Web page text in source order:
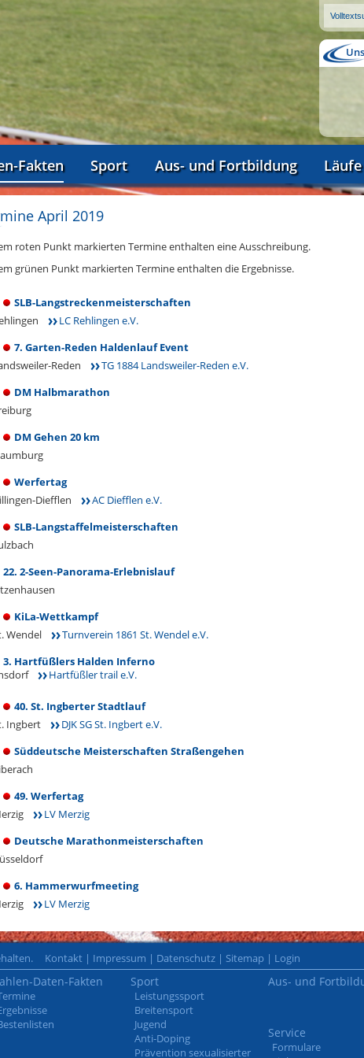
Fakten Sport Aus- und Fortbildung Läufe
April 2019
roten Punkt markierten Termine enthalten eine Ausschreibung.
grünen Punkt markierten Termine enthalten die Ergebnisse.
SLB-Langstreckenmeisterschaften
LC Rehlingen e.V.
7. Garten-Reden Haldenlauf Event
Reden
TG 1884 Landsweiler-Reden e.V.
DM Halbmarathon
DM Gehen 20 km
Werfertag
Diefflen
AC Diefflen e.V.
SLB-Langstaffelmeisterschaften
22. 2-Seen-Panorama-Erlebnislauf
KiLa-Wettkampf
Wendel
Turnverein 1861 St. Wendel e.V.
3. Hartfüßlers Halden Inferno
Hartfüßler trail e.V.
40. St. Ingberter Stadtlauf
Ingbert
DJK SG St. Ingbert e.V.
Süddeutsche Meisterschaften Straßengehen
49. Werfertag
LV Merzig
Deutsche Marathonmeisterschaften
6. Hammerwurfmeeting
LV Merzig
Kontakt | Impressum | Datenschutz | Sitemap | Login
Daten-Fakten Sport
Leistungssport
Breitensport
Jugend
Anti-Doping
Prävention sexualisierter
Aus- und
Service
Formulare